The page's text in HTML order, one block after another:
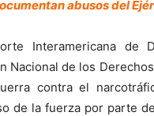
abusos del
Interamericana de
Nacional de los
contra el
de la fuerza por parte